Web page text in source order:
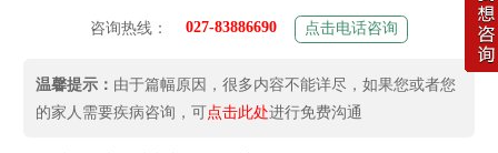
咨询热线： 027-83886690 点击电话咨询
温馨提示： 由于篇幅原因，很多内容不能详尽，如果您或者您
的家人需要疾病咨询，可点击此处进行免费沟通